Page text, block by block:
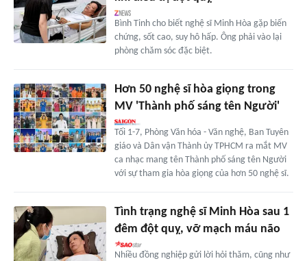
Bình Tinh cho biết nghệ sĩ Minh Hòa gặp biến
chứng, sốt cao, suy hô hấp. Ông phải vào lại
phòng chăm sóc đặc biệt.
Hơn 50 nghệ sĩ hòa giọng trong
MV 'Thành phố sáng tên Người'
Tối 1-7, Phòng Văn hóa - Văn nghệ, Ban Tuyên
giáo và Dân vận Thành ủy TPHCM ra mắt MV
ca nhạc mang tên Thành phố sáng tên Người
với sự tham gia hòa giọng của hơn 50 nghệ sĩ.
Tình trạng nghệ sĩ Minh Hòa sau 1
đêm đột quỵ, vỡ mạch máu não
Nhiều đồng nghiệp gửi lời hỏi thăm, cũng như